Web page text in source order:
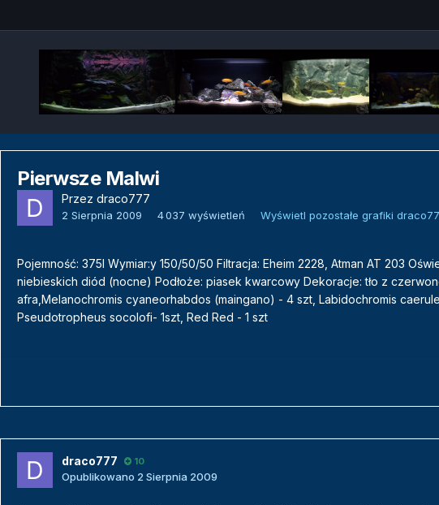
Pierwsze Malwi
Przez draco777
2 Sierpnia 2009 4 037 wyświetleń Wyświetl pozostałe grafiki
Pojemność: 375l Wymiar:y 150/50/50 Filtracja: Eheim 2228, Atman AT 203
niebieskich diód (nocne) Podłoże: piasek kwarcowy Dekoracje: tło z
afra,Melanochromis cyaneorhabdos (maingano) - 4 szt, Labidochromis
Pseudotropheus socolofi- 1szt, Red Red - 1 szt
draco777 10
Opublikowano 2 Sierpnia 2009